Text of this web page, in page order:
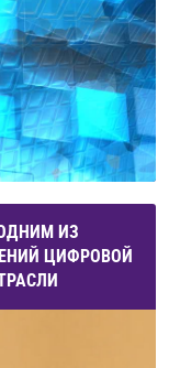
ИЗ
ЦИФРОВОЙ